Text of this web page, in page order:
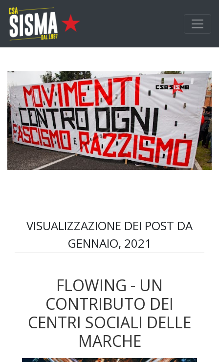
Passa ai contenuti principali
VISUALIZZAZIONE DEI POST DA
GENNAIO, 2021
FLOWING - UN
CONTRIBUTO DEI
CENTRI SOCIALI DELLE
MARCHE